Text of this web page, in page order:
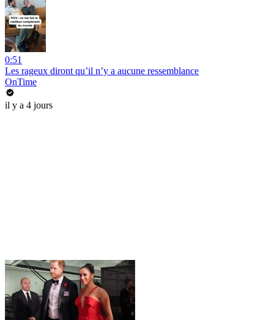
0:51
Les rageux diront qu’il n’y a aucune ressemblance
OnTime
il y a 4 jours